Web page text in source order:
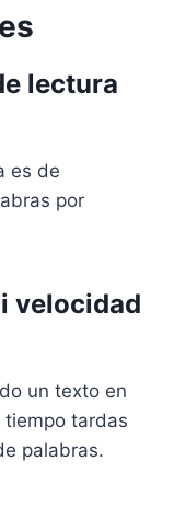
lectura
es de
por
velocidad
un texto en
tardas
palabras.